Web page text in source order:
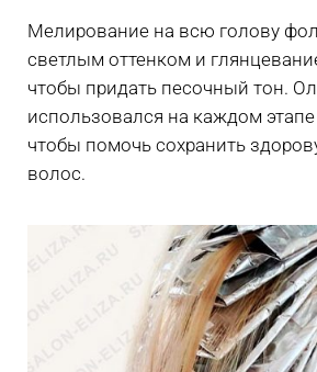
Мелирование на всю голову
светлым оттенком и
чтобы придать песочный тон.
использовался на каждом
чтобы помочь сохранить
волос.